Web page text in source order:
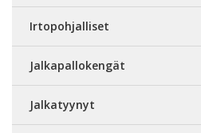
Irtopohjalliset
Jalkapallokengät
Jalkatyynyt